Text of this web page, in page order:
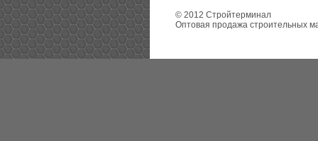
© 2012 Стройтерминал
Оптовая продажа строительных